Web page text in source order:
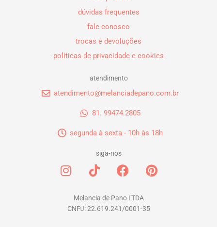
dúvidas frequentes
fale conosco
trocas e devoluções
políticas de privacidade e cookies
atendimento
atendimento@melanciadepano.com.br
81. 99474.2805
segunda à sexta - 10h às 18h
siga-nos
I
n
a
T
i
t
o
F
a
e
b
P
i
Melancia de Pano LTDA
CNPJ: 22.619.241/0001-35